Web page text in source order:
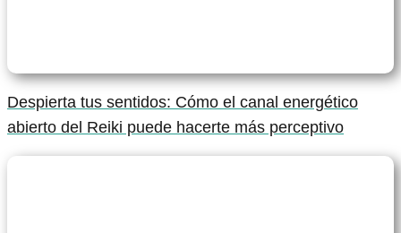
Despierta tus sentidos: Cómo el canal energético
abierto del Reiki puede hacerte más perceptivo